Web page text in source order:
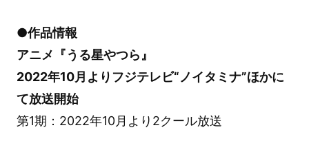
●作品情報
アニメ『うる星やつら』
2022年10月よりフジテレビ“ノイタミナ”ほかに
て放送開始
第1期：2022年10月より2クール放送